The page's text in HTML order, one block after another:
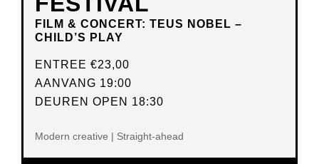
FILM & CONCERT: TEUS NOBEL –
CHILD’S PLAY
ENTREE €23,00
AANVANG 19:00
DEUREN OPEN 18:30
Modern creative | Straight-ahead